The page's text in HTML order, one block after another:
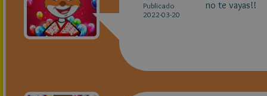
Publicado
2022-03-20
no te vayas!!